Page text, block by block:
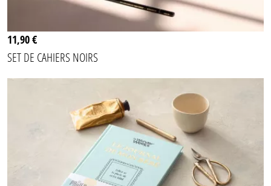
11,90 €
SET DE CAHIERS NOIRS